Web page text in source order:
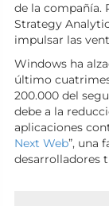
de la compañía.
Strategy
impulsar las
Windows ha
último
200.000 del
debe a la
aplicaciones
Next Web”, una
desarrolladores